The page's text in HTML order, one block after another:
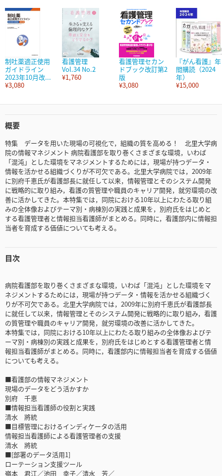
制吐薬適正使用
ガイドライン
2023年10月改...
¥3,080
看護管理
Vol.34 No.2
¥1,760
看護管理セカン
ドブック改訂第2
版
¥3,080
『がん看護』年
間購読（2024
年）
¥15,000
概要
特集 データを用いた現場の可視化で，組織の質を高める！ 北里大学病
院の情報マネジメント 病院看護部を取り巻くさまざまな環境，いわば
「混沌」とした環境をマネジメントするためには，現場が持つデータ・
情報を活かせる組織づくりが不可欠である。北里大学病院では，2009年
に別府千恵氏が看護部長に就任して以来，情報管理とそのシステム開発
に戦略的に取り組み，看護の質管理や職員のキャリア開発，就労環境の改
善に活かしてきた。本特集では，同院における10年以上にわたる取り組
みの全体像およびテーマ別・病棟別の実践と成果を，別府氏をはじめと
する看護管理者と情報担当看護師がまとめる。同時に，看護部内に情報担
当者を育成する価値についても考える。
目次
病院看護部を取り巻くさまざまな環境，いわば「混沌」とした環境をマ
ネジメントするためには，現場が持つデータ・情報を活かせる組織づく
りが不可欠である。北里大学病院では，2009年に別府千恵氏が看護部長
に就任して以来，情報管理とそのシステム開発に戦略的に取り組み，看護
の質管理や職員のキャリア開発，就労環境の改善に活かしてきた。
本特集では，同院における10年以上にわたる取り組みの全体像およびテ
ーマ別・病棟別の実践と成果を，別府氏をはじめとする看護管理者と情
報担当看護師がまとめる。同時に，看護部内に情報担当者を育成する価値
についても考える。
■看護部の情報マネジメント
現場のデータをどう活かすか
別府 千恵
■情報担当看護師の役割と実践
清水 將統
■目標管理におけるインディケータの活用
情報担当看護師による看護管理者の支援
清水 將統
■[部署のデータ活用1]
ローテーション支援ツール
嶺本 君江／池田 幸子／清水 芳／